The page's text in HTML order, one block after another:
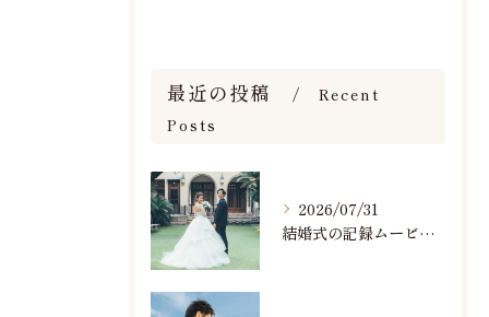
最近の投稿
Recent
Posts
2026/07/31
結婚式の記録ムービーの映像撮影スタッフを募集中です